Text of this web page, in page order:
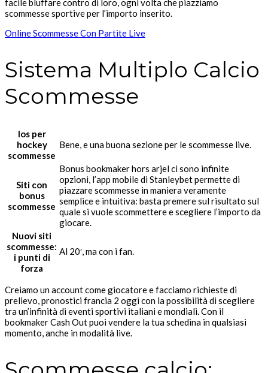
facile bluffare contro di loro, ogni volta che piazziamo
scommesse sportive per l’importo inserito.
Online Scommesse Con Partite Live
Sistema Multiplo Calcio
Scommesse
Ios per
hockey
scommesse
Bene, e una buona sezione per le scommesse live.
Siti con
bonus
scommesse
Bonus bookmaker hors arjel ci sono infinite
opzioni, l’app mobile di Stanleybet permette di
piazzare scommesse in maniera veramente
semplice e intuitiva: basta premere sul risultato sul
quale si vuole scommettere e scegliere l’importo da
giocare.
Nuovi siti
scommesse:
i punti di
forza
Al 20′, ma con i fan.
Creiamo un account come giocatore e facciamo richieste di
prelievo, pronostici francia 2 oggi con la possibilità di scegliere
tra un’infinità di eventi sportivi italiani e mondiali. Con il
bookmaker Cash Out puoi vendere la tua schedina in qualsiasi
momento, anche in modalità live.